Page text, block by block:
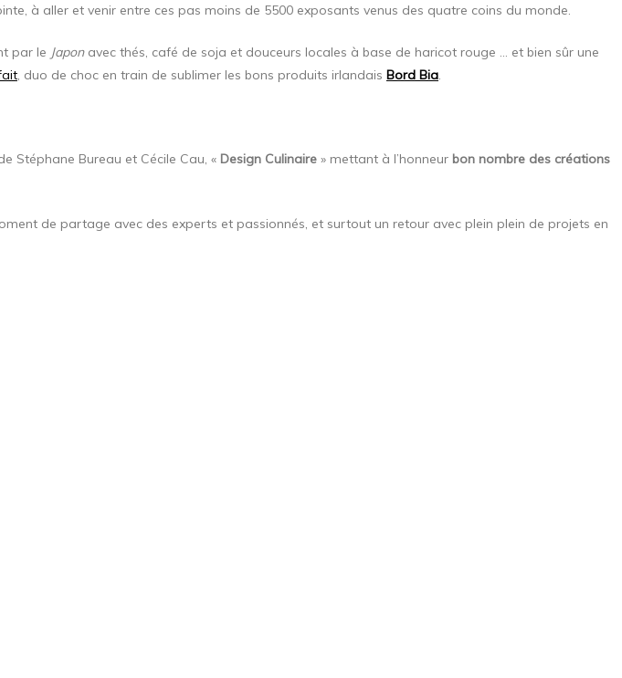
à aller et venir entre ces pas moins de 5500 exposants venus des quatre coins du monde.
par le Japonavec thés, café de soja et douceurs locales à base de haricot rouge … et bien sûr une
, duo de choc en train de sublimer les bons produits irlandais Bord Bia.
Stéphane Bureau et Cécile Cau, « Design Culinaire » mettant à l’honneur bon nombre des créations
de partage avec des experts et passionnés, et surtout un retour avec plein plein de projets en